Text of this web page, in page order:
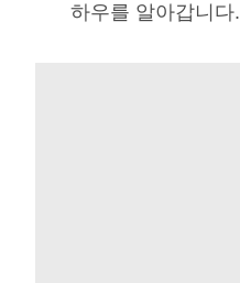
하우를 알아갑니다.